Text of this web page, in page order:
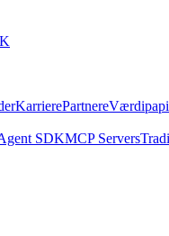
KarrierePartnere
SDKMCP Servers